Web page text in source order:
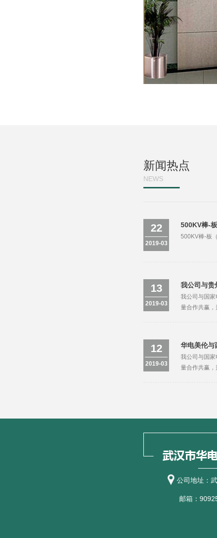
新闻热点
NEWS
22
2019-03
500KV棒-
500KV棒-板
13
2019-03
我公司与贵
我公司与国
量合作共赢
12
2019-03
华电美伦与
我公司与国
量合作共赢
公司地址：
邮箱：